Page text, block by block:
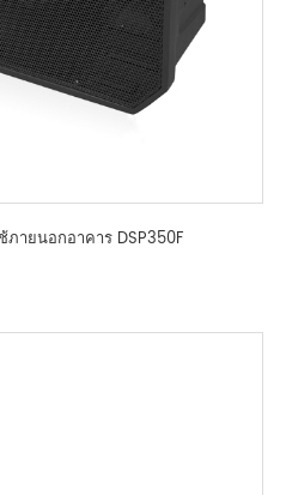
ภายนอกอาคาร DSP350F